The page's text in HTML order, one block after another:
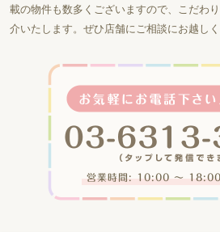
載の物件も数多くございますので、こだわ
介いたします。ぜひ店舗にご相談にお越しく
営業時間: 10:00 〜 18:00